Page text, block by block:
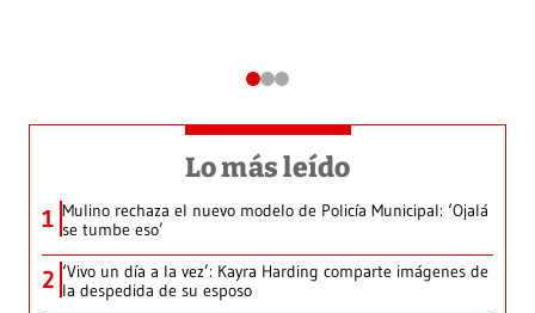
Lo más leído
1 Mulino rechaza el nuevo modelo de Policía Municipal: ‘Ojalá
se tumbe eso’
2 ‘Vivo un día a la vez’: Kayra Harding comparte imágenes de
la despedida de su esposo